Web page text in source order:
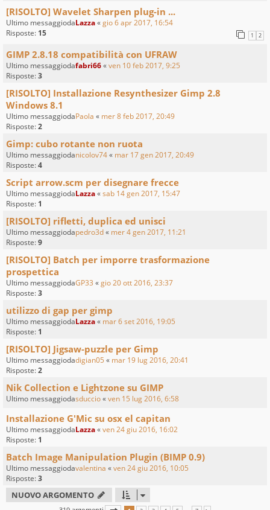
[RISOLTO] Wavelet Sharpen plug-in ...
Ultimo messaggiodaLazza«gio 6 apr 2017, 16:54
Risposte: 15 1 2
GIMP 2.8.18 compatibilità con UFRAW
Ultimo messaggiodafabri66«ven 10 feb 2017, 9:25
Risposte:3
[RISOLTO] Installazione Resynthesizer Gimp 2.8
Windows 8.1
Ultimo messaggiodaPaola « mer 8 feb 2017, 20:49
Risposte:2
Gimp: cubo rotante non ruota
Ultimo messaggiodanicolov74« mar 17 gen 2017, 20:49
Risposte:4
Script arrow.scm per disegnare frecce
Ultimo messaggiodaLazza«sab 14 gen 2017, 15:47
Risposte: 1
[RISOLTO] rifletti, duplica ed unisci
Ultimo messaggiodapedro3d« mer 4 gen 2017, 11:21
Risposte:9
[RISOLTO] Batch per imporre trasformazione
prospettica
Ultimo messaggiodaGP33 «gio 20 ott 2016, 23:37
Risposte:3
utilizzo di gap per gimp
Ultimo messaggiodaLazza« mar 6 set 2016, 19:05
Risposte: 1
[RISOLTO] Jigsaw-puzzle per Gimp
Ultimo messaggiodadigian05 « mar 19 lug 2016, 20:41
Risposte:2
Nik Collection e Lightzone su GIMP
Ultimo messaggiodasduccio«ven 15 lug 2016, 6:58
Installazione G'Mic su osx el capitan
Ultimo messaggiodaLazza«ven 24 giu 2016, 16:02
Risposte: 1
Batch Image Manipulation Plugin (BIMP 0.9)
Ultimo messaggiodavalentina «ven 24 giu 2016, 10:05
Risposte:3
NUOVO ARGOMENTO